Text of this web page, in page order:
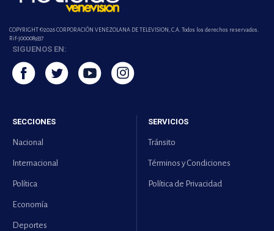
COPYRIGHT ©2026 CORPORACIÓN VENEZOLANA DE TELEVISION, C.A. Todos los derechos reservados.
Rif-j000089337
SIGUENOS EN:
SECCIONES
Nacional
Internacional
Política
Economía
Deportes
SERVICIOS
Tránsito
Términos y Condiciones
Política de Privacidad